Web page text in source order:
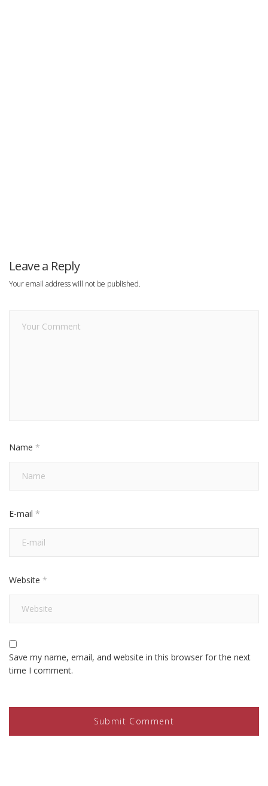
Leave a Reply
Your email address will not be published.
Name *
E-mail *
Website *
Save my name, email, and website in this browser for the next
time I comment.